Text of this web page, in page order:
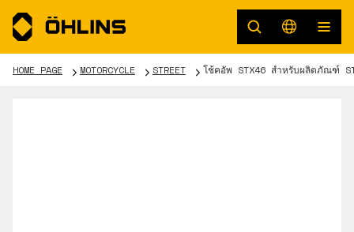
HOME PAGE MOTORCYCLE STREET โช้คอัพ STX46 สำหรับผลิตภัณฑ์